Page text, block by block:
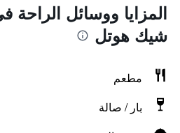
المزايا ووسائل الراحة
شيك هوتل
مطعم
بار / صالة